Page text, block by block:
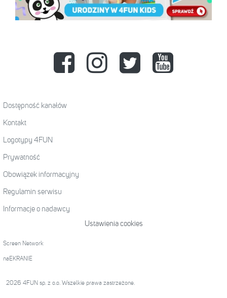
Dostępność kanałów
Kontakt
Logotypy 4FUN
Prywatność
Obowiązek informacyjny
Regulamin serwisu
Informacje o nadawcy
Ustawienia cookies
Screen Network
naEKRANIE
2026 4FUN sp. z o.o. Wszelkie prawa zastrzeżone.